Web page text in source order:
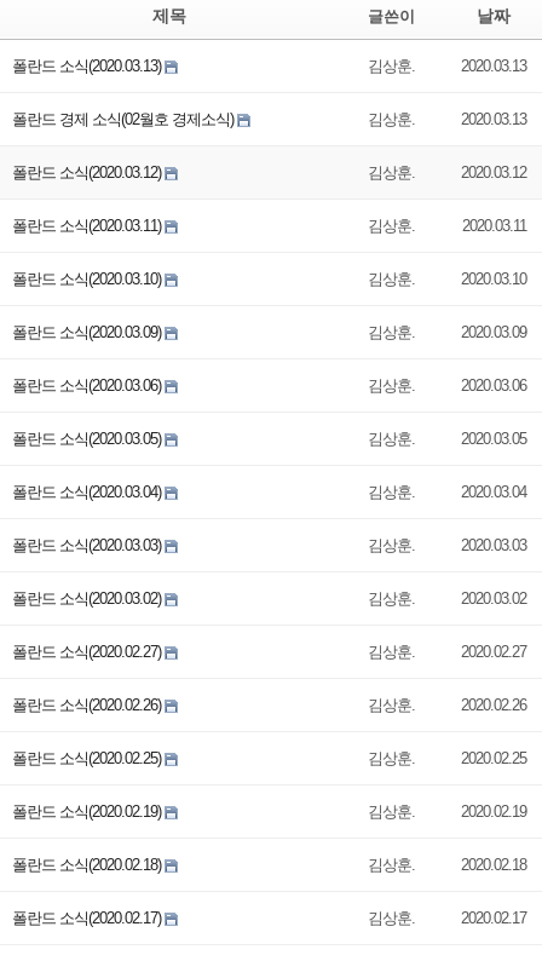
제목 글쓴이 날짜
폴란드 소식(2020.03.13) 김상훈. 2020.03.13
폴란드 경제 소식(02월호 경제소식) 김상훈. 2020.03.13
폴란드 소식(2020.03.12) 김상훈. 2020.03.12
폴란드 소식(2020.03.11) 김상훈. 2020.03.11
폴란드 소식(2020.03.10) 김상훈. 2020.03.10
폴란드 소식(2020.03.09) 김상훈. 2020.03.09
폴란드 소식(2020.03.06) 김상훈. 2020.03.06
폴란드 소식(2020.03.05) 김상훈. 2020.03.05
폴란드 소식(2020.03.04) 김상훈. 2020.03.04
폴란드 소식(2020.03.03) 김상훈. 2020.03.03
폴란드 소식(2020.03.02) 김상훈. 2020.03.02
폴란드 소식(2020.02.27) 김상훈. 2020.02.27
폴란드 소식(2020.02.26) 김상훈. 2020.02.26
폴란드 소식(2020.02.25) 김상훈. 2020.02.25
폴란드 소식(2020.02.19) 김상훈. 2020.02.19
폴란드 소식(2020.02.18) 김상훈. 2020.02.18
폴란드 소식(2020.02.17) 김상훈. 2020.02.17